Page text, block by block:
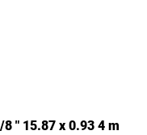
" 15.87 x 0.93 4 m